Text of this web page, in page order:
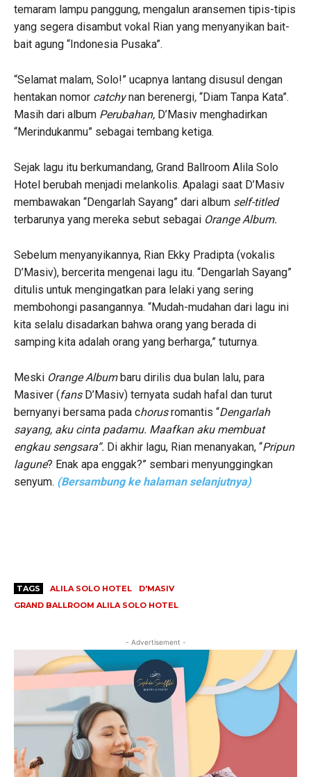
temaram lampu panggung, mengalun aransemen tipis-tipis
yang segera disambut vokal Rian yang menyanyikan bait-
bait agung “Indonesia Pusaka”.
“Selamat malam, Solo!” ucapnya lantang disusul dengan
hentakan nomor catchynan berenergi, “Diam Tanpa Kata”.
Masih dari album Perubahan, D’Masiv menghadirkan
“Merindukanmu” sebagai tembang ketiga.
Sejak lagu itu berkumandang, Grand Ballroom Alila Solo
Hotel berubah menjadi melankolis. Apalagi saat D’Masiv
membawakan “Dengarlah Sayang” dari album self-titled
terbarunya yang mereka sebut sebagai Orange Album.
Sebelum menyanyikannya, Rian Ekky Pradipta (vokalis
D’Masiv), bercerita mengenai lagu itu. “Dengarlah Sayang”
ditulis untuk mengingatkan para lelaki yang sering
membohongi pasangannya. “Mudah-mudahan dari lagu ini
kita selalu disadarkan bahwa orang yang berada di
samping kita adalah orang yang berharga,” tuturnya.
Meski Orange Album baru dirilis dua bulan lalu, para
Masiver (fans D’Masiv) ternyata sudah hafal dan turut
bernyanyi bersama pada chorusromantis “Dengarlah
sayang, aku cinta padamu. Maafkan aku membuat
engkau sengsara”. Di akhir lagu, Rian menanyakan, “Pripun
lagune? Enak apa enggak?” sembari menyunggingkan
senyum. (Bersambung ke halaman selanjutnya)
TAGS ALILA SOLO HOTEL
D'MASIV
GRAND BALLROOM ALILA SOLO HOTEL
- Advertisement -